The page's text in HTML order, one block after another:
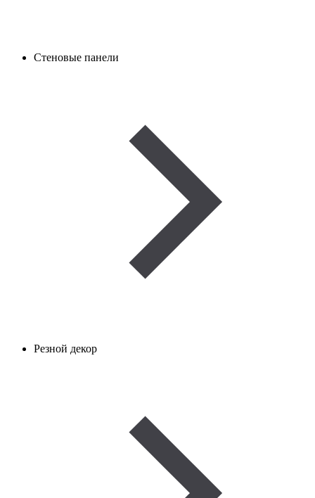
Стеновые панели
Резной декор